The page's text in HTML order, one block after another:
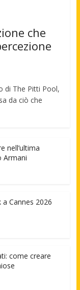
che
di The Pitti Pool,
da ciò che
nell’ultima
Armani
Cannes 2026
come creare